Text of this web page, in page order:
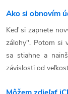
Ako si obnovím
Keď si zapnete
zálohy". Potom si
sa stiahne a
závislosti od